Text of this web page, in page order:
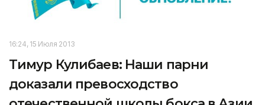
16:24, 15 Июля 2013
Тимур Кулибаев: Наши парни
доказали превосходство